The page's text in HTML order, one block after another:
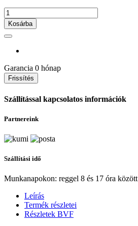
Kosárba
Garancia 0 hónap
Szállítással kapcsolatos információk
Partnereink
Szállítási idő
Munkanapokon: reggel 8 és 17 óra között
Leírás
Termék részletei
Részletek BVF